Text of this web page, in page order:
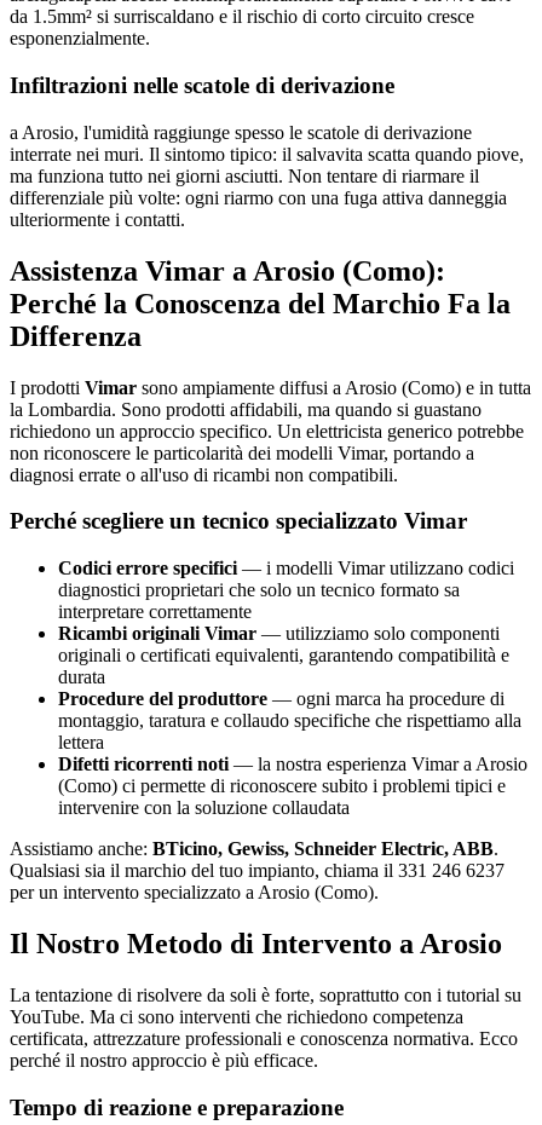
da 1.5mm² si surriscaldano e il rischio di corto circuito cresce
esponenzialmente.
Infiltrazioni nelle scatole di derivazione
a Arosio, l'umidità raggiunge spesso le scatole di derivazione
interrate nei muri. Il sintomo tipico: il salvavita scatta quando piove,
ma funziona tutto nei giorni asciutti. Non tentare di riarmare il
differenziale più volte: ogni riarmo con una fuga attiva danneggia
ulteriormente i contatti.
Assistenza Vimar a Arosio (Como):
Perché la Conoscenza del Marchio Fa la
Differenza
I prodotti Vimar sono ampiamente diffusi a Arosio (Como) e in tutta
la Lombardia. Sono prodotti affidabili, ma quando si guastano
richiedono un approccio specifico. Un elettricista generico potrebbe
non riconoscere le particolarità dei modelli Vimar, portando a
diagnosi errate o all'uso di ricambi non compatibili.
Perché scegliere un tecnico specializzato Vimar
Codici errore specifici — i modelli Vimar utilizzano codici
diagnostici proprietari che solo un tecnico formato sa
interpretare correttamente
Ricambi originali Vimar — utilizziamo solo componenti
originali o certificati equivalenti, garantendo compatibilità e
durata
Procedure del produttore — ogni marca ha procedure di
montaggio, taratura e collaudo specifiche che rispettiamo alla
lettera
Difetti ricorrenti noti — la nostra esperienza Vimar a Arosio
(Como) ci permette di riconoscere subito i problemi tipici e
intervenire con la soluzione collaudata
Assistiamo anche: BTicino, Gewiss, Schneider Electric, ABB.
Qualsiasi sia il marchio del tuo impianto, chiama il 331 246 6237
per un intervento specializzato a Arosio (Como).
Il Nostro Metodo di Intervento a Arosio
La tentazione di risolvere da soli è forte, soprattutto con i tutorial su
YouTube. Ma ci sono interventi che richiedono competenza
certificata, attrezzature professionali e conoscenza normativa. Ecco
perché il nostro approccio è più efficace.
Tempo di reazione e preparazione